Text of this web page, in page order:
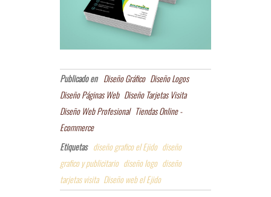
Publicado en Diseño Gráfico Diseño Logos
Diseño Páginas Web Diseño Tarjetas Visita
Diseño Web Profesional Tiendas Online -
Ecommerce
Etiquetas diseño grafico el Ejido diseño
grafico y publicitario diseño logo diseño
tarjetas visita Diseño web el Ejido